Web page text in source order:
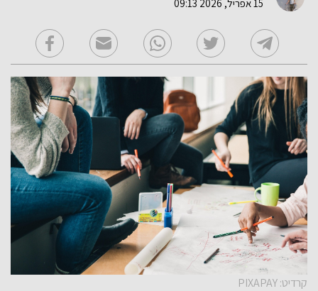
15 אפריל, 2026 09:13
קרדיט: PIXAPAY